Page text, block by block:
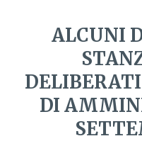
ALCUNI
DI